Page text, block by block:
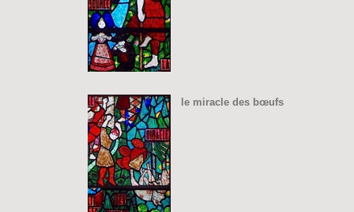
le miracle des bœufs